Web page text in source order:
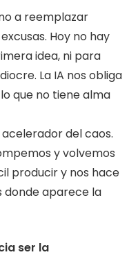
a reemplazar
Hoy no hay
idea, ni para
La IA nos obliga
que no tiene alma
del caos.
y volvemos
producir y nos hace
donde aparece la
ser la